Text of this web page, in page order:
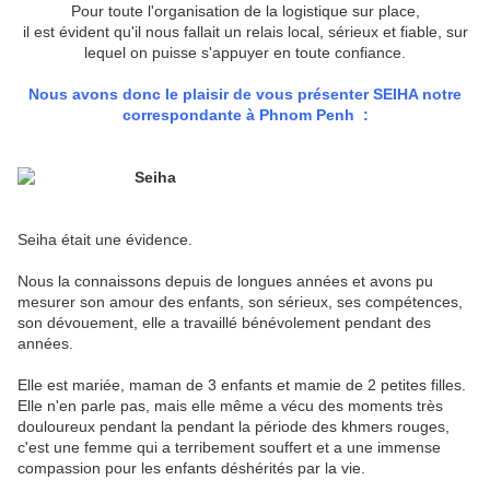
Pour toute l'organisation de la logistique sur place,
il est évident qu'il nous fallait un relais local, sérieux et fiable, sur
lequel on puisse s'appuyer en toute confiance.
Nous avons donc le plaisir de vous présenter SEIHA notre
correspondante à Phnom Penh :
Seiha était une évidence.
Nous la connaissons depuis de longues années et avons pu
mesurer son amour des enfants, son sérieux, ses compétences,
son dévouement, elle a travaillé bénévolement pendant des
années.
Elle est mariée, maman de 3 enfants et mamie de 2 petites filles.
Elle n'en parle pas, mais elle même a vécu des moments très
douloureux pendant la pendant la période des khmers rouges,
c'est une femme qui a terribement souffert et a une immense
compassion pour les enfants déshérités par la vie.